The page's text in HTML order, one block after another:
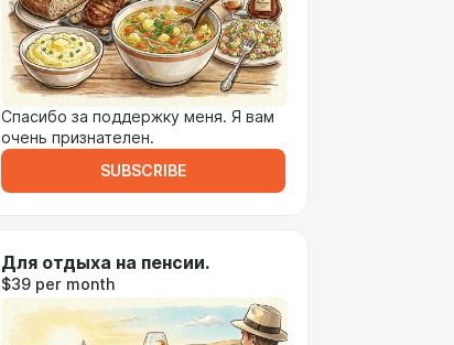
Спасибо за поддержку меня. Я вам
очень признателен.
SUBSCRIBE
Для отдыха на пенсии.
$39 per month